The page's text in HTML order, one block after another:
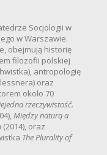
Socjologii w
w Warszawie.
obejmują historię
filozofii polskiej
antropologię
oraz
około 70
rzeczywistość.
Między naturą a
(2014), oraz
The Plurality of